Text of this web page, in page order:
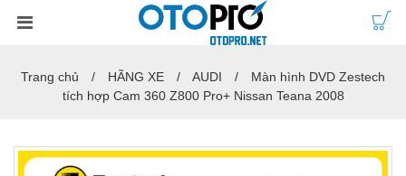
Trang chủ HÃNG XE AUDI
Màn hình DVD Zestech
tích hợp Cam 360 Z800 Pro+ Nissan Teana 2008